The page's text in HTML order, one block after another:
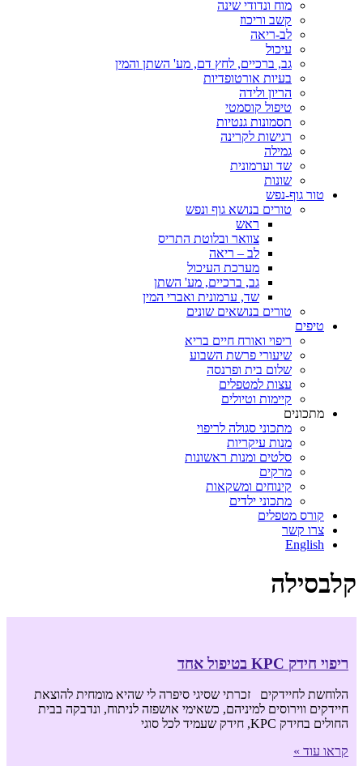
מוח ונדודי שינה
קשב וריכוז
לב-ריאה
עיכול
גב, ברכיים, לחץ דם, מע' השתן והמין
בעיות אורטופדיות
הריון ולידה
טיפול קוסמטי
תסמונות גנטיות
רגישות לקרינה
גמילה
שד וערמונית
שונות
טור גוף-נפש
טורים בנושא גוף ונפש
ראש
צוואר ובלוטת התריס
לב – ריאה
מערכת העיכול
גב, ברכיים, מע' השתן
שד, ערמונית ואברי המין
טורים בנושאים שונים
טיפים
ריפוי ואורח חיים בריא
שיעורי פרשת השבוע
שלום בית ופרנסה
עצות למטפלים
קיימות וטיולים
מתכונים
מתכוני סגולה לריפוי
מנות עיקריות
סלטים ומנות ראשונות
מרקים
קינוחים ומשקאות
מתכוני ילדים
קורס מטפלים
צרו קשר
English
קלבסילה
ריפוי חידק KPC בטיפול אחד
הלוחשת לחיידקים זכרתי שסיגי סיפרה לי שהיא מומחית להוצאת
חיידקים ווירוסים למיניהם, כשאימי אושפזה לניתוח, ונדבקה בבית
החולים בחידק KPC, חידק שעמיד לכל סוגי
קראו עוד »